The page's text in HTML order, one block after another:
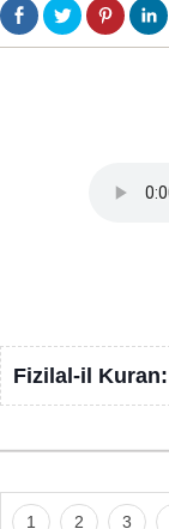
Fizilal-il Kuran:
1 2 3